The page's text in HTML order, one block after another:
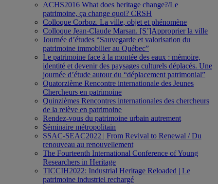
ACHS2016 What does heritage change?/Le
patrimoine, ça change quoi? CRSH
Colloque Corboz. La ville, objet et phénomène
Colloque Jean-Claude Marsan. [S’]Approprier la ville
Journée d’études “Sauvegarde et valorisation du
patrimoine immobilier au Québec”
Le patrimoine face à la montée des eaux : mémoire,
identité et devenir des paysages culturels déplacés. Une
journée d’étude autour du “déplacement patrimonial”
Quatorzième Rencontre internationale des Jeunes
Chercheurs en patrimoine
Quinzièmes Rencontres internationales des chercheurs
de la relève en patrimoine
Rendez-vous du patrimoine urbain autrement
Séminaire métropolitain
SSAC-SEAC2022 | From Revival to Renewal / Du
renouveau au renouvellement
The Fourteenth International Conference of Young
Researchers in Heritage
TICCIH2022: Industrial Heritage Reloaded | Le
patrimoine industriel rechargé